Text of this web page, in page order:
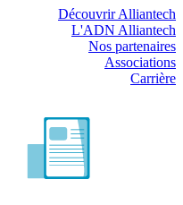
Découvrir Alliantech
L'ADN Alliantech
Nos partenaires
Associations
Carrière